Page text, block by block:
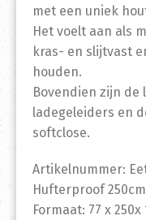
met een uniek
Het voelt aan als
kras- en slijtvast
houden.
Bovendien zijn de
ladegeleiders en
softclose.
Artikelnummer:
Hufterproof 250cm
Formaat: 77 x